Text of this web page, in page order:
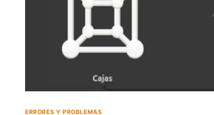
ERRORES Y PROBLEMAS